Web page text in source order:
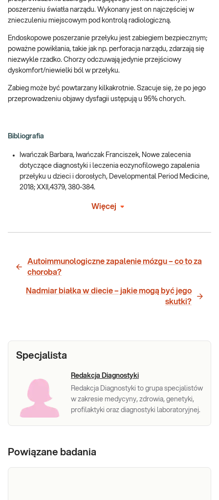
poszerzeniu światła narządu. Wykonany jest on najczęściej w
znieczuleniu miejscowym pod kontrolą radiologiczną.
Endoskopowe poszerzanie przełyku jest zabiegiem bezpiecznym;
poważne powikłania, takie jak np. perforacja narządu, zdarzają się
niezwykle rzadko. Chorzy odczuwają jedynie przejściowy
dyskomfort/niewielki ból w przełyku.
Zabieg może być powtarzany kilkakrotnie. Szacuje się, że po jego
przeprowadzeniu objawy dysfagii ustępują u 95% chorych.
Bibliografia
Iwańczak Barbara, Iwańczak Franciszek, Nowe zalecenia
dotyczące diagnostyki i leczenia eozynofilowego zapalenia
przełyku u dzieci i dorosłych, Developmental Period Medicine,
2018; XXII,4379, 380-384.
Więcej
Autoimmunologiczne zapalenie mózgu – co to za
choroba?
Nadmiar białka w diecie – jakie mogą być jego
skutki?
Specjalista
Redakcja Diagnostyki
Redakcja Diagnostyki to grupa specjalistów
w zakresie medycyny, zdrowia, genetyki,
profilaktyki oraz diagnostyki laboratoryjnej.
Powiązane badania